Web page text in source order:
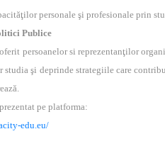
personale şi profesionale prin
Publice
persoanelor si reprezentanţilor
studia şi deprinde strategiile care
pe platforma:
edu.eu/